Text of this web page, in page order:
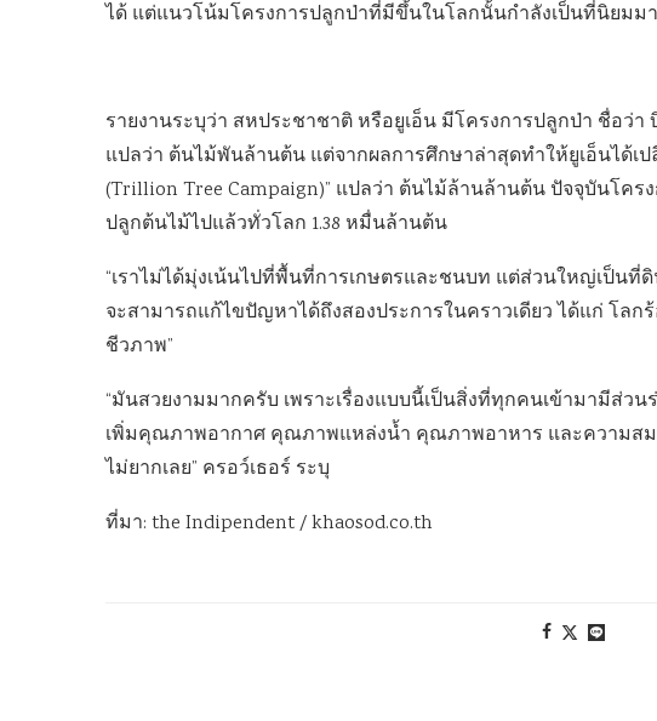
ได้ แต่แนวโน้มโครงการปลูกป่าที่มีขึ้นในโลกนั้นกำลังเป็นที่นิยมม
รายงานระบุว่า สหประชาชาติ หรือยูเอ็น มีโครงการปลูกป่า ชื่อว่า
แปลว่า ต้นไม้พันล้านต้น แต่จากผลการศึกษาล่าสุดทำให้ยูเอ็นได้เ
(Trillion Tree Campaign)” แปลว่า ต้นไม้ล้านล้านต้น ปัจจุบันโคร
ปลูกต้นไม้ไปแล้วทั่วโลก 1.38 หมื่นล้านต้น
“เราไม่ได้มุ่งเน้นไปที่พื้นที่การเกษตรและชนบท แต่ส่วนใหญ่เป็น
จะสามารถแก้ไขปัญหาได้ถึงสองประการในคราวเดียว ได้แก่ โล
ชีวภาพ”
“มันสวยงามมากครับ เพราะเรื่องแบบนี้เป็นสิ่งที่ทุกคนเข้ามามีส่
เพิ่มคุณภาพอากาศ คุณภาพแหล่งน้ำ คุณภาพอาหาร และความสม
ไม่ยากเลย” ครอว์เธอร์ ระบุ
ที่มา: the Indipendent / khaosod.co.th